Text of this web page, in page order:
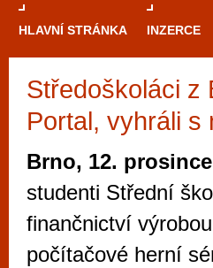
HLAVNÍ STRÁNKA INZERCE
Středoškoláci z
Portal, vyhráli s
Brno, 12.
studenti Střední
finančnictví
počítačové herní
Mimo jiné je ale také